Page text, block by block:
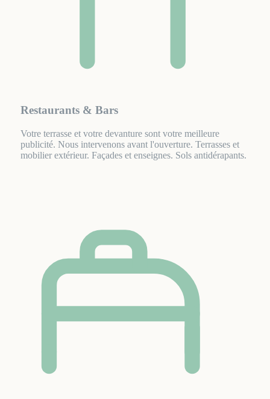
Restaurants & Bars
Votre terrasse et votre devanture sont votre meilleure
publicité. Nous intervenons avant l'ouverture. Terrasses et
mobilier extérieur. Façades et enseignes. Sols antidérapants.